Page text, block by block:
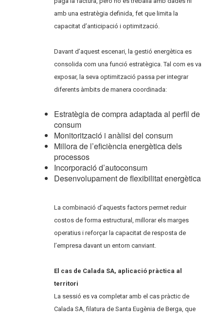
amb una estratègia definida, fet que limita la
capacitat d’anticipació i optimització.
Davant d’aquest escenari, la gestió energètica es
consolida com una funció estratègica. Tal com es va
exposar, la seva optimització passa per integrar
diferents àmbits de manera coordinada:
Estratègia de compra adaptada al perfil de
consum
Monitorització i anàlisi del consum
Millora de l’eficiència energètica dels
processos
Incorporació d’autoconsum
Desenvolupament de flexibilitat energètica
La combinació d’aquests factors permet reduir
costos de forma estructural, millorar els marges
operatius i reforçar la capacitat de resposta de
l’empresa davant un entorn canviant.
El cas de Calada SA, aplicació pràctica al
territori
La sessió es va completar amb el cas pràctic de
Calada SA, filatura de Santa Eugènia de Berga, que